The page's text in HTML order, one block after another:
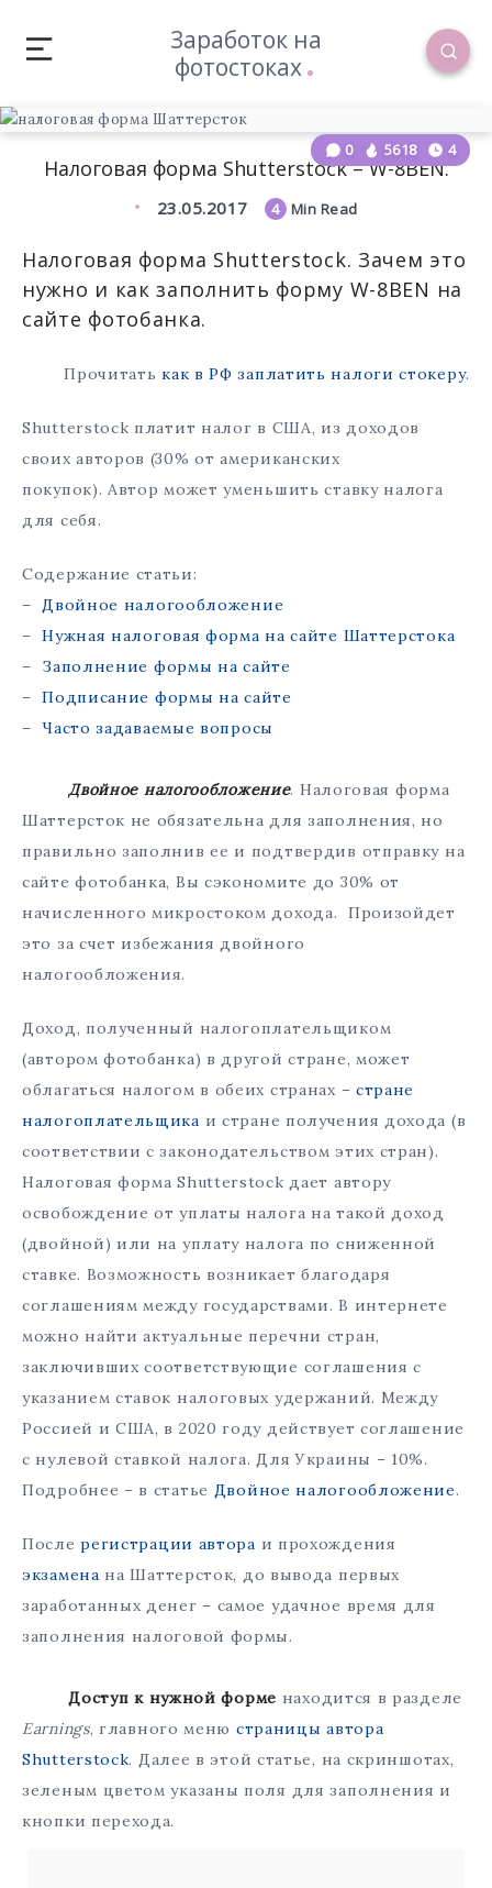
Заработок на
фотостоках
0 5618 4
Налоговая форма Shutterstock – W-8BEN.
23.05.2017 4 Min Read
Налоговая форма Shutterstock. Зачем это
нужно и как заполнить форму W-8BEN на
сайте фотобанка.
Прочитать как в РФ заплатить налоги стокеру.
Shutterstock платит налог в США, из доходов
своих авторов (30% от американских
покупок). Автор может уменьшить ставку налога
для себя.
Содержание статьи:
–Двойное налогообложение
–Нужная налоговая форма на сайте Шаттерстока
– Заполнение формы на сайте
–Подписание формы на сайте
–Часто задаваемые вопросы
Двойное налогообложение. Налоговая форма
Шаттерсток не обязательна для заполнения, но
правильно заполнив ее и подтвердив отправку на
сайте фотобанка, Вы сэкономите до 30% от
начисленного микростоком дохода. Произойдет
это за счет избежания двойного
налогообложения.
Доход, полученный налогоплательщиком
(автором фотобанка) в другой стране, может
облагаться налогом в обеих странах – стране
налогоплательщика и стране получения дохода (в
соответствии с законодательством этих стран).
Налоговая форма Shutterstock дает автору
освобождение от уплаты налога на такой доход
(двойной) или на уплату налога по сниженной
ставке. Возможность возникает благодаря
соглашениям между государствами. В интернете
можно найти актуальные перечни стран,
заключивших соответствующие соглашения с
указанием ставок налоговых удержаний. Между
Россией и США, в 2020 году действует соглашение
с нулевой ставкой налога. Для Украины – 10%.
Подробнее – в статье Двойное налогообложение.
Послерегистрации автора и прохождения
экзамена на Шаттерсток, до вывода первых
заработанных денег – самое удачное время для
заполнения налоговой формы.
Доступ к нужной форме находится в разделе
Earnings, главного меню страницы автора
Shutterstock. Далее в этой статье, на скриншотах,
зеленым цветом указаны поля для заполнения и
кнопки перехода.